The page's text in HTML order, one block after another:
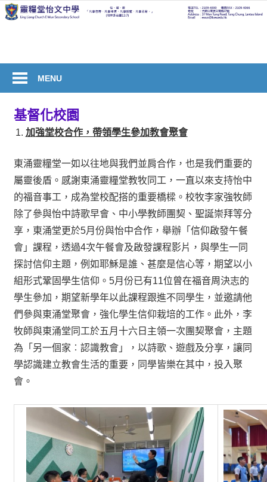
Skip
Ling
Liang
Church
Wun
Secondary
MENU
基督化校園
加強堂校合作，帶領學生參加教會聚會
東涌靈糧堂一如以往地與我們並肩合作，也是我們重要的
屬靈後盾。感謝東涌靈糧堂教牧同工，一直以來支持怡中
的福音事工，成為堂校配搭的重要橋樑。校牧李家強牧師
除了參與怡中詩歌早會、中小學教師團契、聖誕崇拜等分
享，東涌堂更於5月份與怡中合作，舉辦「信仰啟發午餐
會」課程，透過4次午餐會及啟發課程影片，與學生一同
探討信仰主題，例如耶穌是誰、甚麼是信心等，期望以小
組形式鞏固學生信仰。5月份已有11位曾在福音周決志的
學生參加，期望新學年以此課程跟進不同學生，並邀請他
們參與東涌堂聚會，強化學生信仰栽培的工作。此外，李
牧師與東涌堂同工於五月十六日主領一次團契聚會，主題
為「另一個家︰認識教會」，以詩歌、遊戲及分享，讓同
學認識建立教會生活的重要，同學皆樂在其中，投入聚
會。